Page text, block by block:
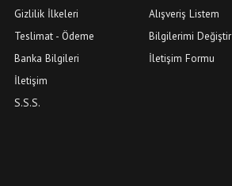
Gizlilik İlkeleri
Teslimat - Ödeme
Banka Bilgileri
İletişim
S.S.S.
Alışveriş Listem
Bilgilerimi Değiştir
İletişim Formu